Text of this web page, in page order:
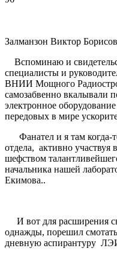
Залманзон Виктор
Вспоминаю и
специалисты и
ВНИИ Мощного
самозабвенно вкалывали
электронное
передовых в мире
Фанател и я там когда-
отдела, активно
шефством
начальника нашей
Екимова..
И вот для расширения
однажды, порешил
дневную аспирантуру